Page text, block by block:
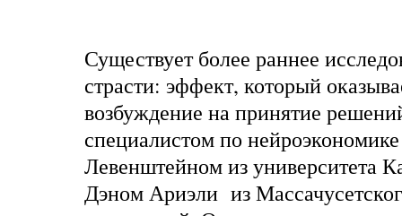
Существует более раннее
страсти: эффект, который
возбуждение на принятие
специалистом по
Левенштейномиз университета
Дэном Ариэли из